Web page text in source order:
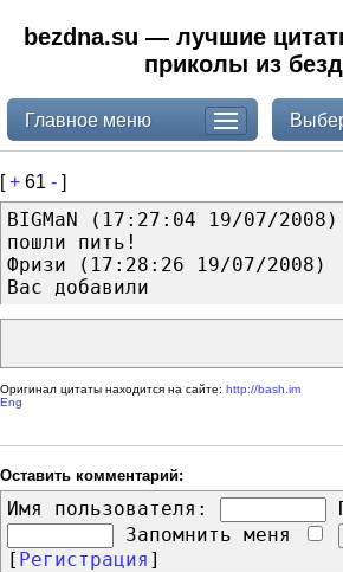
bezdna.su — лучшие
приколы из
Главное меню
[+ 61 - ]
BIGMaN (17:27:04 19/07/2008)
пошли пить!
Фризи (17:28:26 19/07/2008)
Вас добавили
Оригинал цитаты находится на сайте: http://bash.im
Eng
Оставить комментарий:
Имя пользователя:
Запомнить меня
[ Регистрация ]